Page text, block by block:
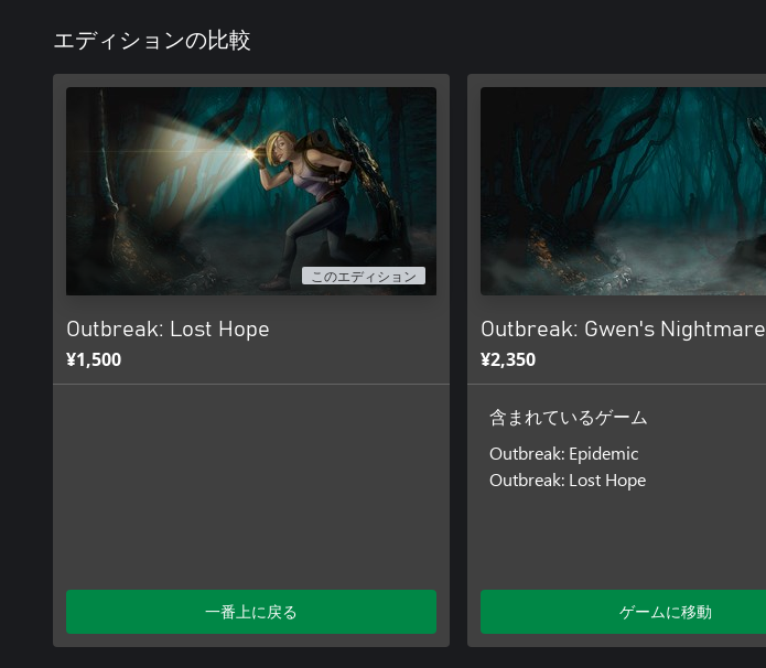
エディションの比較
このエディション
Outbreak: Lost Hope
¥1,500
一番上に戻る
Outbreak: Gwen's Nightmare
¥2,350
含まれているゲーム
Outbreak: Epidemic
Outbreak: Lost Hope
ゲームに移動